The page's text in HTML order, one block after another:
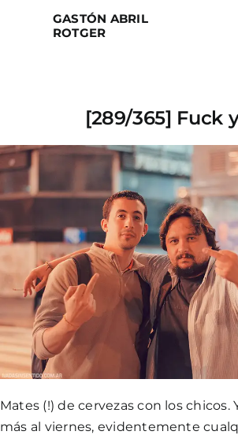
GASTÓN ABRIL
ROTGER
Blog
About
Search
for:
[289/365] Fuck
Mates (!) de cervezas con los chicos.
más al viernes, evidentemente